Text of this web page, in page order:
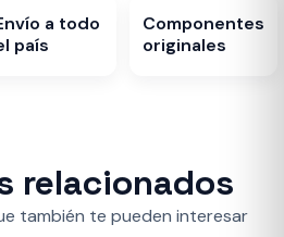
a todo
país
Componentes
originales
relacionados
también te pueden interesar